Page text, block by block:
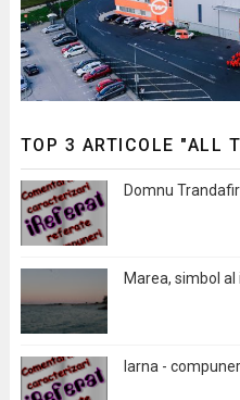
TOP 3 ARTICOLE "ALL
Domnu
Marea, simbol
Iarna -